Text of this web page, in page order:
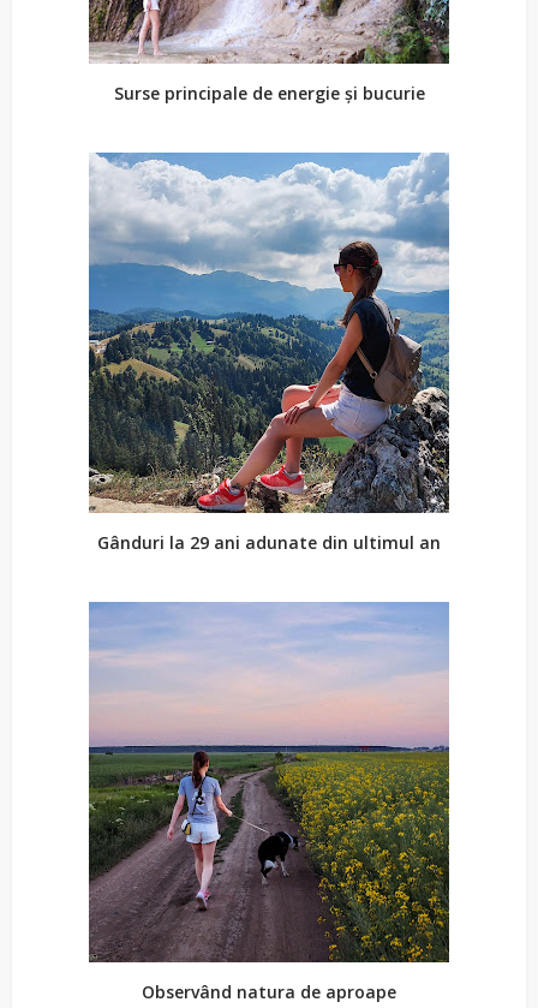
Surse principale de energie și bucurie
Gânduri la 29 ani adunate din ultimul an
Observând natura de aproape